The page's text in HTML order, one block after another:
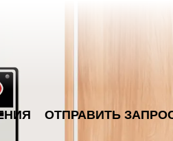
ОТПРАВИТЬ